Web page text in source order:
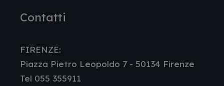
Contatti
FIRENZE:
Piazza Pietro Leopoldo 7 - 50134 Firenze
Tel 055 355911